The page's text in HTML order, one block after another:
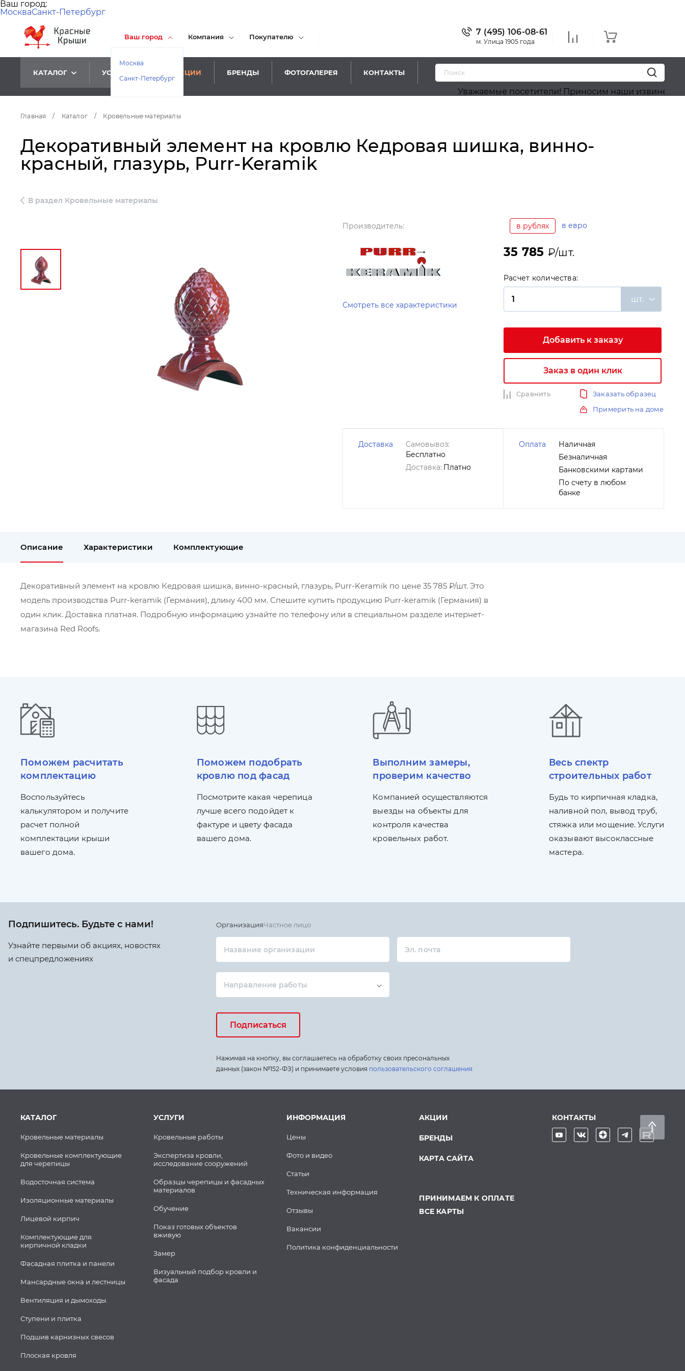
Ваш город:
МоскваСанкт-Петербург
Ваш город
Москва
Санкт-Петербург
Компания Покупателю
7 (495) 106-08-61
м. Улица 1905 года
КАТАЛОГ УСЛУГИ АКЦИИ БРЕНДЫ ФОТОГАЛЕРЕЯ КОНТАКТЫ
Уважаемые посетители! Приносим наши извинения, на
Главная / Каталог / Кровельные материалы
Декоративный элемент на кровлю Кедровая шишка, винно-
красный, глазурь, Purr-Keramik
В раздел Кровельные материалы
Производитель:
Смотреть все характеристики
в рублях в евро
35 785 ₽/шт.
Расчет количества:
шт.
Добавить к заказу
Заказ в один клик
Сравнить
Заказать образец
Примерить на доме
Доставка
Самовывоз:
Бесплатно
Доставка: Платно
Оплата
Наличная
Безналичная
Банковскими картами
По счету в любом
банке
Описание Характеристики Комплектующие
Декоративный элемент на кровлю Кедровая шишка, винно-красный, глазурь, Purr-Keramik по цене 35 785 ₽/шт. Это
модель производства Purr-keramik (Германия), длину 400 мм. Спешите купить продукцию Purr-keramik (Германия) в
один клик. Доставка платная. Подробную информацию узнайте по телефону или в специальном разделе интернет-
магазина Red Roofs.
Поможем расчитать
комплектацию
Воспользуйтесь
калькулятором и получите
расчет полной
комплектации крыши
вашего дома.
Поможем подобрать
кровлю под фасад
Посмотрите какая черепица
лучше всего подойдет к
фактуре и цвету фасада
вашего дома.
Выполним замеры,
проверим качество
Компанией осуществляются
выезды на объекты для
контроля качества
кровельных работ.
Весь спектр
строительных работ
Будь то кирпичная кладка,
наливной пол, вывод труб,
стяжка или мощение. Услуги
оказывают высоклассные
мастера.
Подпишитесь. Будьте с нами!
Узнайте первыми об акциях, новостях
и спецпредложениях
ОрганизацияЧастное лицо
Название организации Эл. почта
Направление работы
Подписаться
Нажимая на кнопку, вы соглашаетесь на обработку своих пресональных
данных (закон №152-ФЗ) и принимаете условия пользовательского соглашения
КАТАЛОГ
Кровельные материалы
Кровельные комплектующие
для черепицы
Водосточная система
Изоляционные материалы
Лицевой кирпич
Комплектующие для
кирпичной кладки
Фасадная плитка и панели
Мансардные окна и лестницы
Вентиляция и дымоходы.
Ступени и плитка
Подшив карнизных свесов
Плоская кровля
УСЛУГИ
Кровельные работы
Экспертиза кровли,
исследование сооружений
Образцы черепицы и фасадных
материалов
Обучение
Показ готовых объектов
вживую
Замер
Визуальный подбор кровли и
фасада
ИНФОРМАЦИЯ
Цены
Фото и видео
Статьи
Техническая информация
Отзывы
Вакансии
Политика конфиденциальности
АКЦИИ
БРЕНДЫ
КАРТА САЙТА
ПРИНИМАЕМ К ОПЛАТЕ
ВСЕ КАРТЫ
КОНТАКТЫ